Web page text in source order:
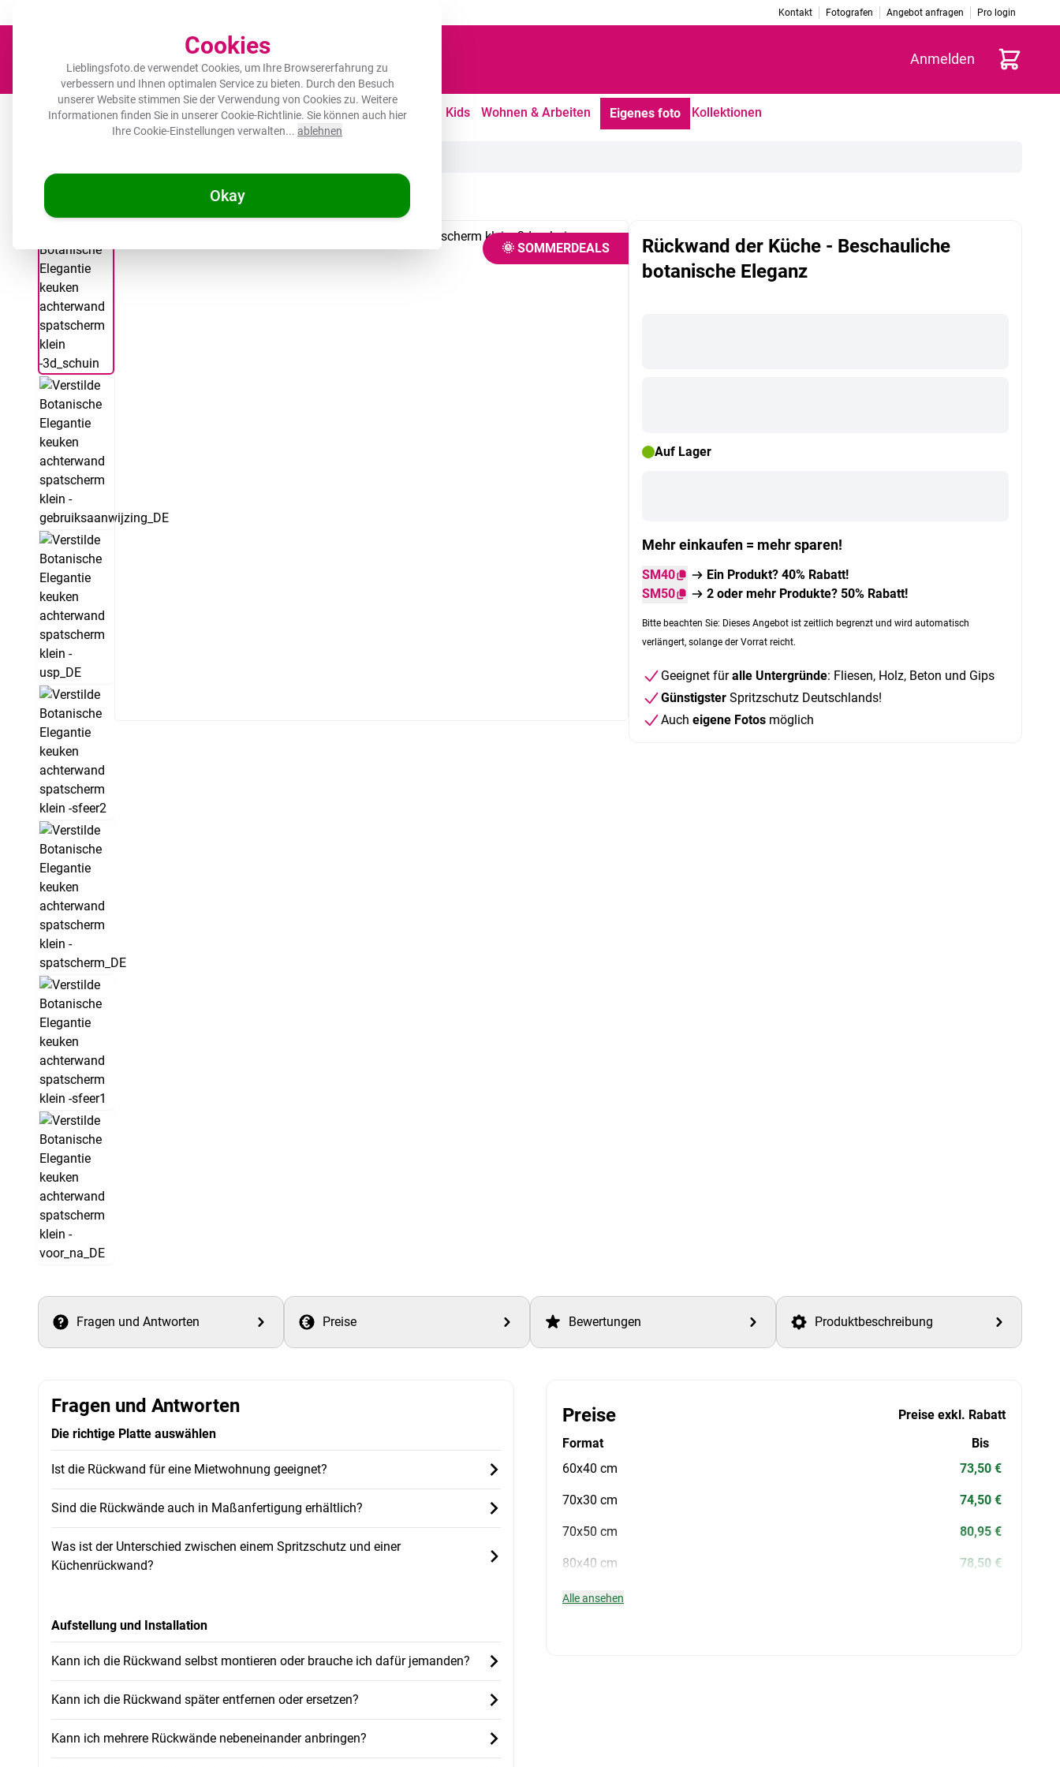
Cookies
Lieblingsfoto.de verwendet Cookies, um Ihre Browsererfahrung zu
verbessern und Ihnen optimalen Service zu bieten. Durch den Besuch
unserer Website stimmen Sie der Verwendung von Cookies zu. Weitere
Informationen finden Sie in unsererCookie-Richtlinie. Sie können auch hier
Ihre Cookie-Einstellungen verwalten... ablehnen
Okay
Kontakt Fotografen Angebot anfragen Pro login
Anmelden Warenkorb
Leinwand Herdabdeckplatte Wanddeko Küche Outdoor Freizeit Kids Wohnen & Arbeiten Eigenes foto Kollektionen
Rückwand der Küche - Beschauliche botanische Eleganz
🌞 SOMMERDEALS
Rückwand der Küche - Beschauliche
botanische Eleganz
Auf Lager
Mehr einkaufen = mehr sparen!
SM40
Ein Produkt? 40% Rabatt!
SM50
2 oder mehr Produkte? 50% Rabatt!
Bitte beachten Sie: Dieses Angebot ist zeitlich begrenzt und wird automatisch
verlängert, solange der Vorrat reicht.
Geeignet füralle Untergründe: Fliesen, Holz, Beton und Gips
GünstigsterSpritzschutz Deutschlands!
Auch eigene Fotosmöglich
Fragen und Antworten Preise Bewertungen Produktbeschreibung
Fragen und Antworten
Die richtige Platte auswählen
Ist die Rückwand für eine Mietwohnung geeignet?
Sind die Rückwände auch in Maßanfertigung erhältlich?
Was ist der Unterschied zwischen einem Spritzschutz und einer
Küchenrückwand?
Aufstellung und Installation
Kann ich die Rückwand selbst montieren oder brauche ich dafür jemanden?
Kann ich die Rückwand später entfernen oder ersetzen?
Kann ich mehrere Rückwände nebeneinander anbringen?
Preise
Preise exkl. Rabatt
Format
60x40 cm
70x30 cm
70x50 cm
80x40 cm
Bis
73,50 €
74,50 €
80,95 €
78,50 €
Alle ansehen